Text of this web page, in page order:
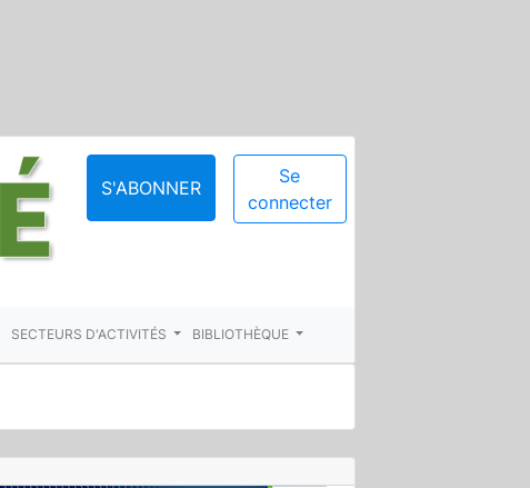
S'ABONNER
Se
connecter
SECTEURS D'ACTIVITÉS BIBLIOTHÈQUE